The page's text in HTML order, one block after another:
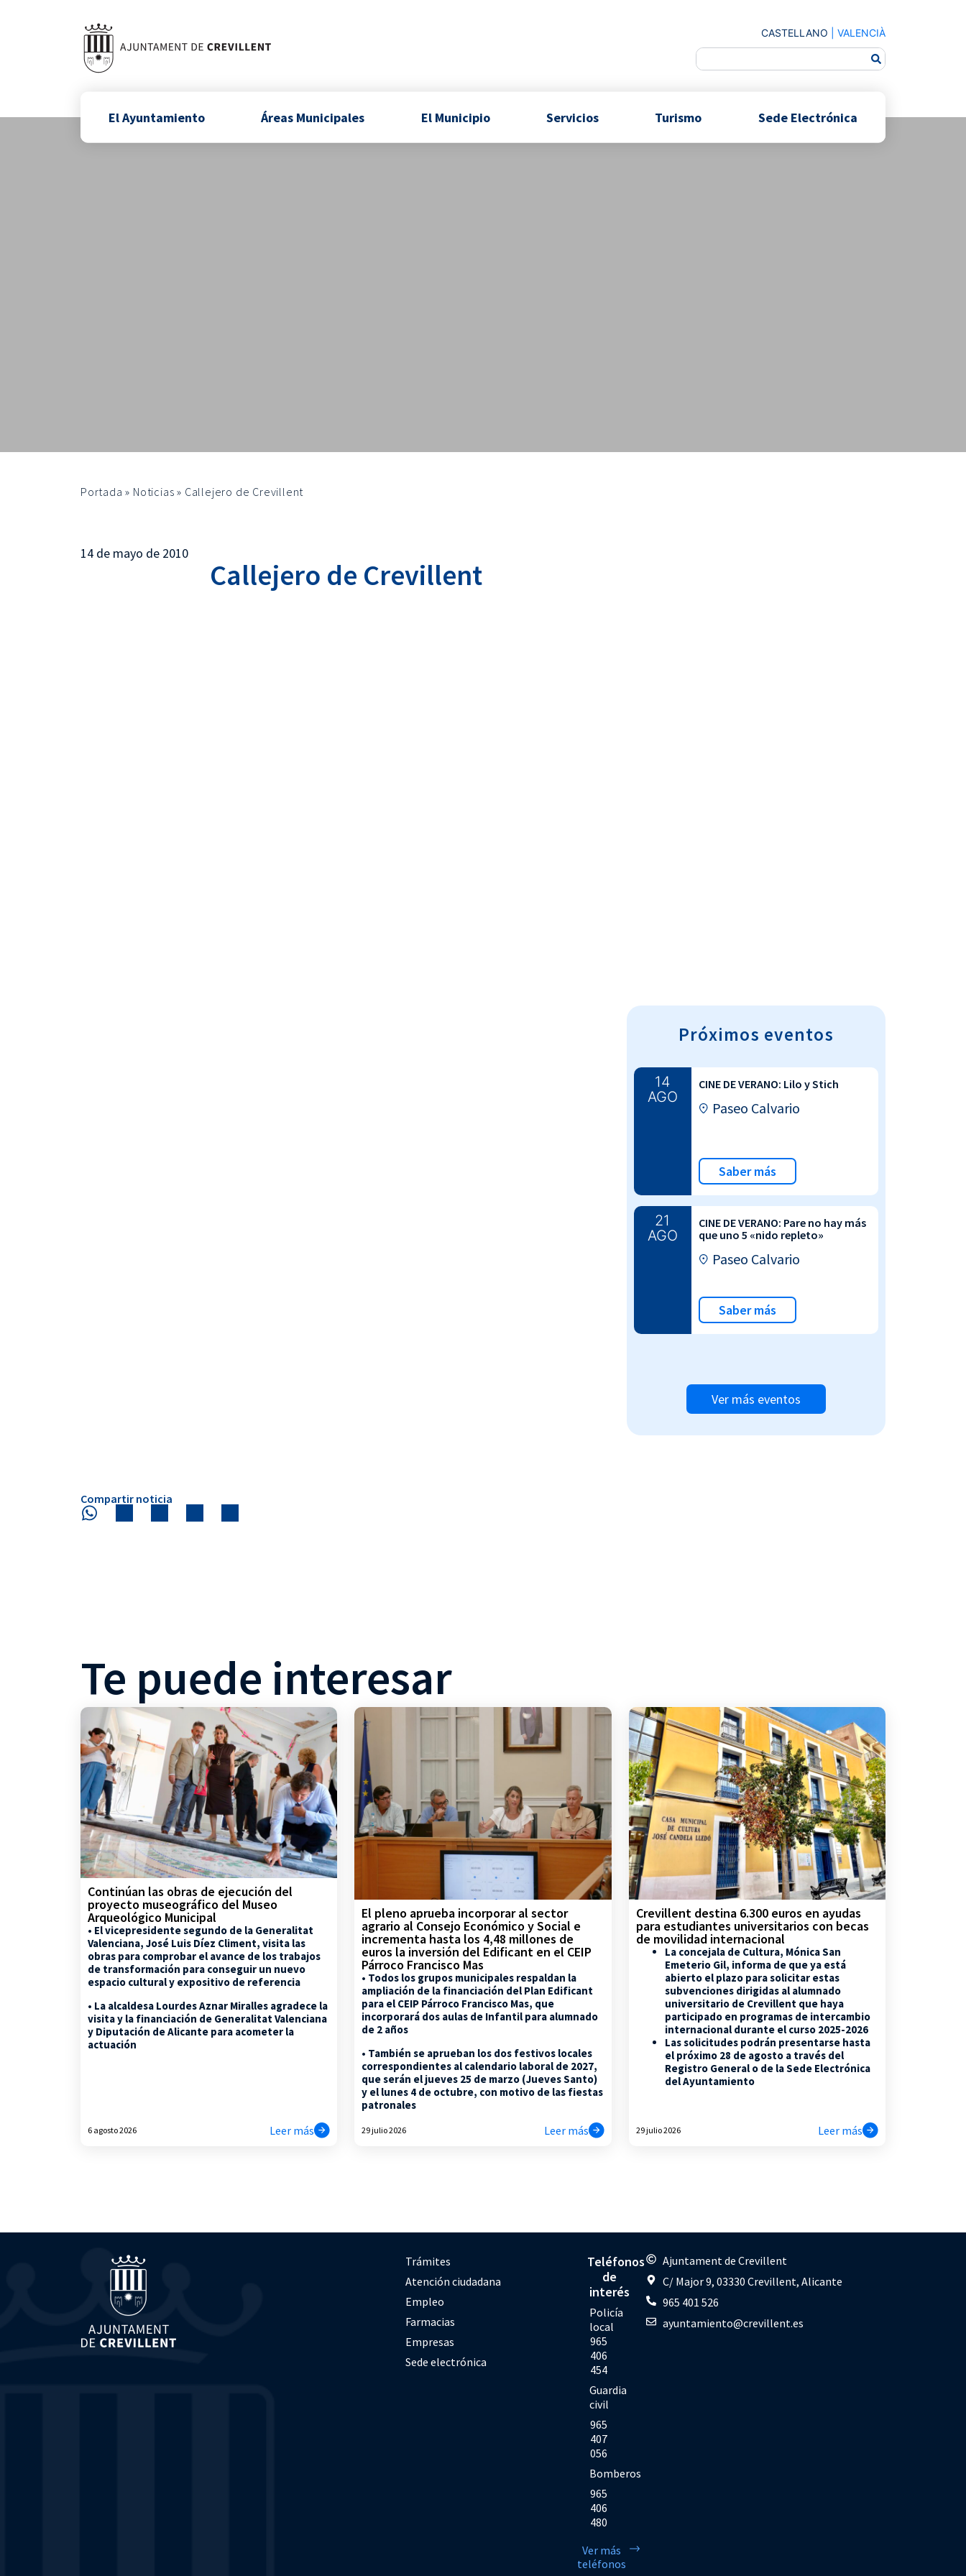
CASTELLANO VALENCIÀ
El Ayuntamiento Áreas Municipales El Municipio Servicios Turismo Sede Electrónica
Portada » Noticias » Callejero de Crevillent
14 de mayo de 2010
Callejero de Crevillent
Próximos eventos
14
AGO
CINE DE VERANO: Lilo y Stich
Paseo Calvario
Saber más
21
AGO
CINE DE VERANO: Pare no hay más
que uno 5 «nido repleto»
Paseo Calvario
Saber más
Ver más eventos
Compartir noticia
Te puede interesar
Continúan las obras de ejecución del
proyecto museográfico del Museo
Arqueológico Municipal
• El vicepresidente segundo de la Generalitat
Valenciana, José Luis Díez Climent, visita las
obras para comprobar el avance de los trabajos
de transformación para conseguir un nuevo
espacio cultural y expositivo de referencia
• La alcaldesa Lourdes Aznar Miralles agradece la
visita y la financiación de Generalitat Valenciana
y Diputación de Alicante para acometer la
actuación
6 agosto 2026 Leer más
El pleno aprueba incorporar al sector
agrario al Consejo Económico y Social e
incrementa hasta los 4,48 millones de
euros la inversión del Edificant en el CEIP
Párroco Francisco Mas
• Todos los grupos municipales respaldan la
ampliación de la financiación del Plan Edificant
para el CEIP Párroco Francisco Mas, que
incorporará dos aulas de Infantil para alumnado
de 2 años
• También se aprueban los dos festivos locales
correspondientes al calendario laboral de 2027,
que serán el jueves 25 de marzo (Jueves Santo)
y el lunes 4 de octubre, con motivo de las fiestas
patronales
29 julio 2026 Leer más
Crevillent destina 6.300 euros en ayudas
para estudiantes universitarios con becas
de movilidad internacional
La concejala de Cultura, Mónica San
Emeterio Gil, informa de que ya está
abierto el plazo para solicitar estas
subvenciones dirigidas al alumnado
universitario de Crevillent que haya
participado en programas de intercambio
internacional durante el curso 2025-2026
Las solicitudes podrán presentarse hasta
el próximo 28 de agosto a través del
Registro General o de la Sede Electrónica
del Ayuntamiento
29 julio 2026 Leer más
Trámites
Atención ciudadana
Empleo
Farmacias
Empresas
Sede electrónica
Teléfonos
de
interés
Policía
local
965
406
454
Guardia
civil
965
407
056
Bomberos
965
406
480
Ver más
teléfonos
Ajuntament de Crevillent
C/ Major 9, 03330 Crevillent, Alicante
965 401 526
ayuntamiento@crevillent.es